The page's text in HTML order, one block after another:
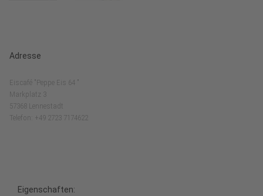
Adresse
Eiscafé "Peppe Eis 64 "
Markplatz 3
57368 Lennestadt
Telefon: +49 2723 7174622
Eigenschaften: